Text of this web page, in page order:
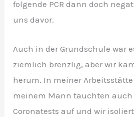
folgende PCR dann doch
uns davor.
Auch in der Grundschule war
ziemlich brenzlig, aber wir
herum. In meiner
meinem Mann tauchten auch
Coronatests auf und wir